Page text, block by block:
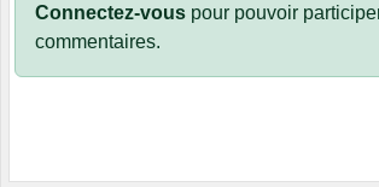
Connectez-vous pour pouvoir
commentaires.